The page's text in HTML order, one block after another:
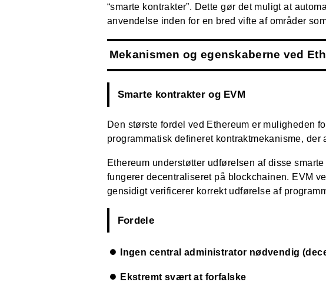
“smarte kontrakter”. Dette gør det muligt at
anvendelse inden for en bred vifte af områder
Mekanismen og egenskaberne ved
Smarte kontrakter og EVM
Den største fordel ved Ethereum er muligheden
programmatisk defineret kontraktmekanisme,
Ethereum understøtter udførelsen af disse
fungerer decentraliseret på blockchainen. EVM
gensidigt verificerer korrekt udførelse af
Fordele
Ingen central administrator nødvendig
Ekstremt svært at forfalske